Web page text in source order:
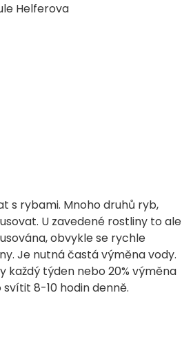
Helferova
s rybami. Mnoho druhů ryb,
U zavedené rostliny to ale
obvykle se rychle
Je nutná častá výměna vody.
každý týden nebo 20% výměna
8-10 hodin denně.